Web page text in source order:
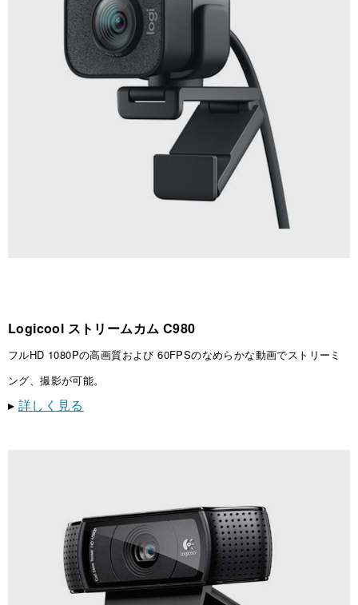
Logicool ストリームカム C980
フルHD 1080Pの高画質および 60FPSのなめらかな動画でストリーミ
ング、撮影が可能。
▸ 詳しく見る